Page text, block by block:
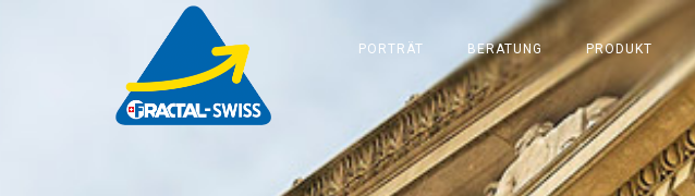
PORTRÄT BERATUNG PRODUKT